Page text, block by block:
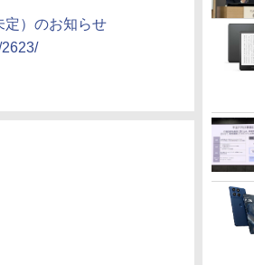
定）のお知らせ